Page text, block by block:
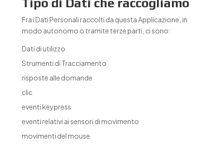
Tipo di Dati che raccogliamo
Fra i Dati Personali raccolti da questa Applicazione, in
modo autonomo o tramite terze parti, ci sono:
Dati di utilizzo
Strumenti di Tracciamento
risposte alle domande
clic
eventi keypress
eventi relativi ai sensori di movimento
movimenti del mouse